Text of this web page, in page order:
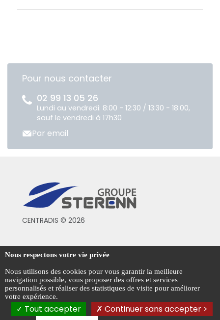
Pour nous contacter
02 99 13 05 26
Lundi au vendredi: 8:00 - 12:30 / 13:30 - 18:00,
sauf le vendredi à 17h30
Par email
CENTRADIS © 2026
Conditions générales de vente
Mentions légales
Politique de confidentialité
Gestion des cookies
Nous respectons votre vie privée
Nous utilisons des cookies pour vous garantir la meilleure
navigation possible, vous proposer des offres et services
personnalisés et réaliser des statistiques de visite pour améliorer
votre expérience.
Tout accepter
Continuer sans accepter >